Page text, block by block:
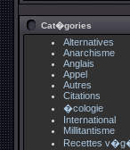
Cat�gories
Alternatives
Anarchisme
Anglais
Appel
Autres
Citations
�cologie
International
Millitantisme
Recettes